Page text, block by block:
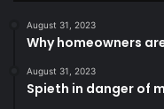
August 31, 2023
Why homeowners
August 31, 2023
Spieth in danger of